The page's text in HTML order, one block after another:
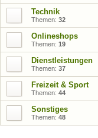
Technik
Themen: 32
Onlineshops
Themen: 19
Dienstleistungen
Themen: 37
Freizeit & Sport
Themen: 44
Sonstiges
Themen: 48